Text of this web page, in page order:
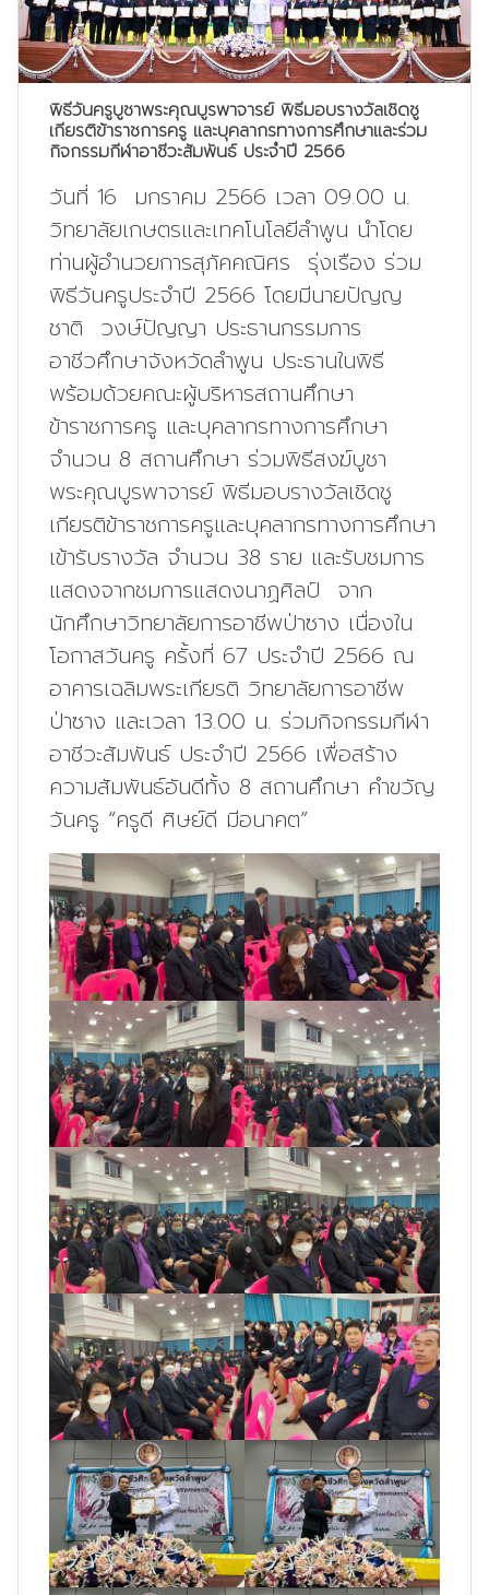
พิธีวันครูบูชาพระคุณบูรพาจารย์ พิธีมอบรางวัลเชิดชู
เกียรติข้าราชการครู และบุคลากรทางการศึกษาและร่วม
กิจกรรมกีฬาอาชีวะสัมพันธ์ ประจำปี 2566
วันที่ 16 มกราคม 2566 เวลา 09.00 น.
วิทยาลัยเกษตรและเทคโนโลยีลำพูน นำโดย
ท่านผู้อำนวยการสุภัคคณิศร รุ่งเรือง ร่วม
พิธีวันครูประจำปี 2566 โดยมีนายปัญญ
ชาติ วงษ์ปัญญา ประธานกรรมการ
อาชีวศึกษาจังหวัดลำพูน ประธานในพิธี
พร้อมด้วยคณะผู้บริหารสถานศึกษา
ข้าราชการครู และบุคลากรทางการศึกษา
จำนวน 8 สถานศึกษา ร่วมพิธีสงฆ์บูชา
พระคุณบูรพาจารย์ พิธีมอบรางวัลเชิดชู
เกียรติข้าราชการครูและบุคลากรทางการศึกษา
เข้ารับรางวัล จำนวน 38 ราย และรับชมการ
แสดงจากชมการแสดงนาฏศิลป์ จาก
นักศึกษาวิทยาลัยการอาชีพป่าซาง เนื่องใน
โอกาสวันครู ครั้งที่ 67 ประจำปี 2566 ณ
อาคารเฉลิมพระเกียรติ วิทยาลัยการอาชีพ
ป่าซาง และเวลา 13.00 น. ร่วมกิจกรรมกีฬา
อาชีวะสัมพันธ์ ประจำปี 2566 เพื่อสร้าง
ความสัมพันธ์อันดีทั้ง 8 สถานศึกษา คำขวัญ
วันครู “ครูดี ศิษย์ดี มีอนาคต”